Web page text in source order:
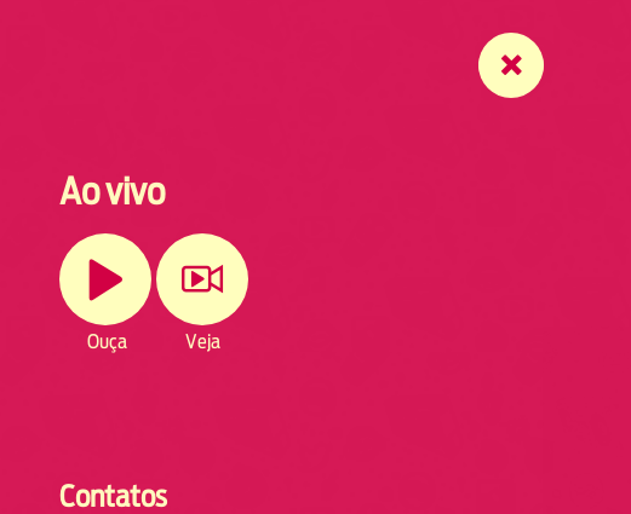
Ao vivo
Ouça Veja
Contatos